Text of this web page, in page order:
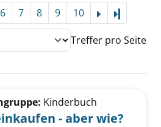
6 7 8 9 10
Treffer pro Seite
Kinderbuch
- aber wie?